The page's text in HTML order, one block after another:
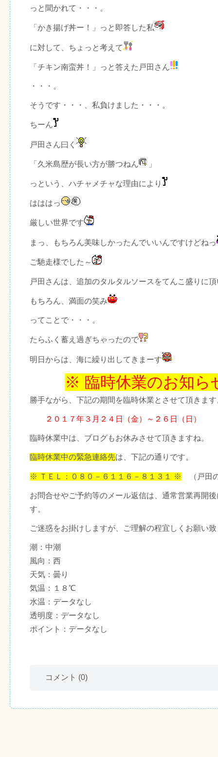
っと聞かれて・・・。
「かき揚げ丼ー！」っと即答した私
に対して、ちょっと考えて
「チキン南蛮丼！」っと答えた戸田さん
・・・。
そうです・・・、私負けました・・・。
ちーん
戸田さん曰く
「久米島歴が長い方が勝つねん 」
っという、ハチャメチャな理由により
はははっ
厳しい世界です
まっ、もちろん美味しかったんでいいんですけどねっ
ご馳走様でした～
戸田さんは、追加のタルタルソースをてんこ盛りに
もちろん、満面の笑み
ってことで・・・。
たらふく蓄え過ぎちゃったので
明日からは、海に繰り出してきまーす
※ 臨時休業のお知
勝手ながら、下記の期間を臨時休業とさせて頂きます
２０１７年３月２４日（金）～２６日（日）
臨時休業中は、ブログもお休みさせて頂きますね。
臨時休業中の緊急連絡先は、下記の通りです。
※ ＴＥＬ：０８０－６１１６－８１３１ ※ （戸田
お問合せやご予約等のメール返信は、通常営業再開
す。
ご迷惑をお掛けしますが、ご理解の程宜しくお願い
潮：中潮
風向：西
天気：曇り
気温：１８℃
水温：データなし
透明度：データなし
ポイント：データなし
コメント (0)